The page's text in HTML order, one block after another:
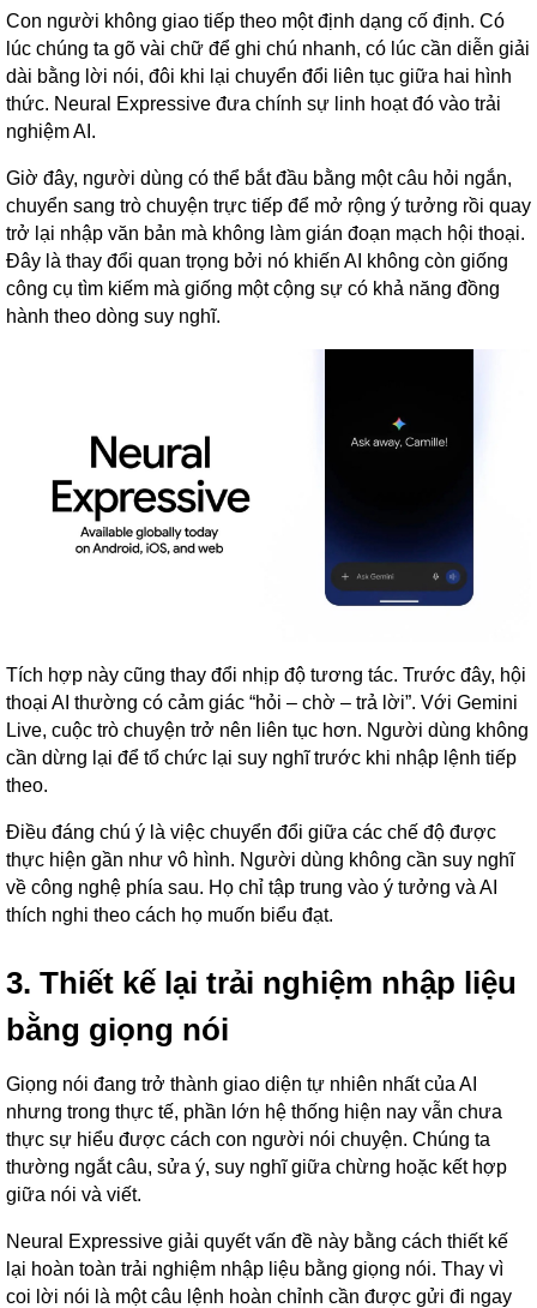
Con người không giao tiếp theo một định dạng cố định. Có
lúc chúng ta gõ vài chữ để ghi chú nhanh, có lúc cần diễn giải
dài bằng lời nói, đôi khi lại chuyển đổi liên tục giữa hai hình
thức. Neural Expressive đưa chính sự linh hoạt đó vào trải
nghiệm AI.
Giờ đây, người dùng có thể bắt đầu bằng một câu hỏi ngắn,
chuyển sang trò chuyện trực tiếp để mở rộng ý tưởng rồi quay
trở lại nhập văn bản mà không làm gián đoạn mạch hội thoại.
Đây là thay đổi quan trọng bởi nó khiến AI không còn giống
công cụ tìm kiếm mà giống một cộng sự có khả năng đồng
hành theo dòng suy nghĩ.
Tích hợp này cũng thay đổi nhịp độ tương tác. Trước đây, hội
thoại AI thường có cảm giác “hỏi – chờ – trả lời”. Với Gemini
Live, cuộc trò chuyện trở nên liên tục hơn. Người dùng không
cần dừng lại để tổ chức lại suy nghĩ trước khi nhập lệnh tiếp
theo.
Điều đáng chú ý là việc chuyển đổi giữa các chế độ được
thực hiện gần như vô hình. Người dùng không cần suy nghĩ
về công nghệ phía sau. Họ chỉ tập trung vào ý tưởng và AI
thích nghi theo cách họ muốn biểu đạt.
3. Thiết kế lại trải nghiệm nhập liệu
bằng giọng nói
Giọng nói đang trở thành giao diện tự nhiên nhất của AI
nhưng trong thực tế, phần lớn hệ thống hiện nay vẫn chưa
thực sự hiểu được cách con người nói chuyện. Chúng ta
thường ngắt câu, sửa ý, suy nghĩ giữa chừng hoặc kết hợp
giữa nói và viết.
Neural Expressive giải quyết vấn đề này bằng cách thiết kế
lại hoàn toàn trải nghiệm nhập liệu bằng giọng nói. Thay vì
coi lời nói là một câu lệnh hoàn chỉnh cần được gửi đi ngay